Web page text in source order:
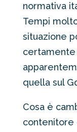
normativa
Tempi
situazione
certamente
quella sul
Cosa è
contenitore